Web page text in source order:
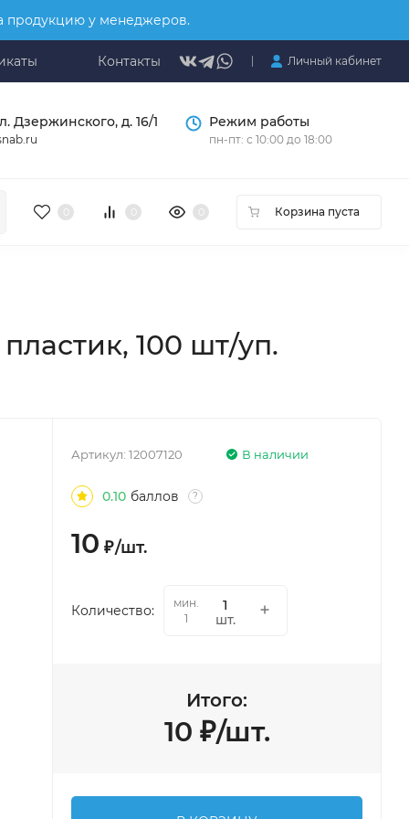
продукцию у менеджеров.
Контакты Личный кабинет
Дзержинского, д. 16/1 Режим работы
пн-пт: с 10:00 до 18:00
Корзина пуста
100 шт/уп.
В наличии
Артикул:12007120
0.10 баллов ?
10 ₽/шт.
Количество:
мин.
1
шт.
Итого:
10 ₽/шт.